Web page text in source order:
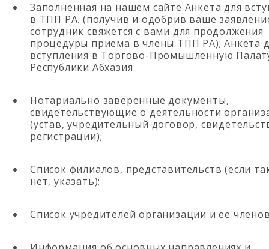
Заполненная на нашем сайте Анкета для
в ТПП РА. (получив и одобрив ваше
сотрудник свяжется с вами для продолжения
процедуры приема в члены ТПП РА); Анкета
вступления в Торгово-Промышленную
Республики Абхазия
Нотариально заверенные документы,
свидетельствующие о деятельности
(устав, учредительный договор,
регистрации);
Список филиалов, представительств (если
нет, указать);
Список учредителей организации и ее